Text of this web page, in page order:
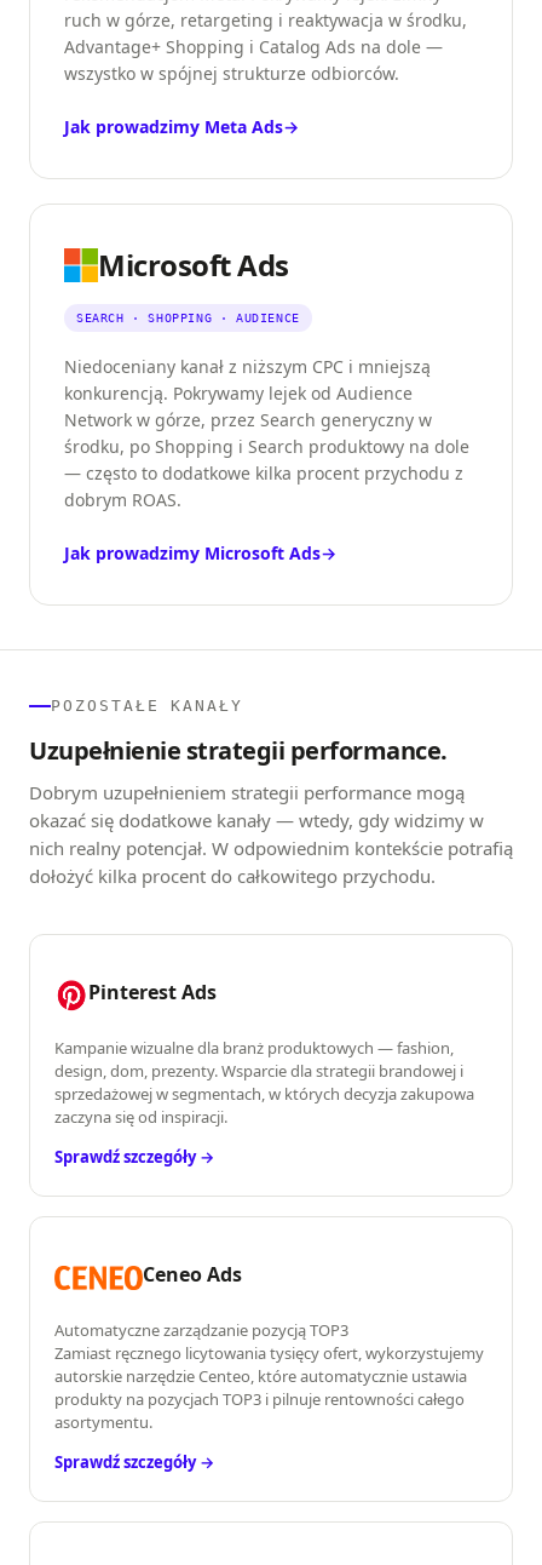
ruch w górze, retargeting i reaktywacja w środku,
Advantage+ Shopping i Catalog Ads na dole —
wszystko w spójnej strukturze odbiorców.
Jak prowadzimy Meta Ads→
Microsoft Ads
SEARCH · SHOPPING · AUDIENCE
Niedoceniany kanał z niższym CPC i mniejszą
konkurencją. Pokrywamy lejek od Audience
Network w górze, przez Search generyczny w
środku, po Shopping i Search produktowy na dole
— często to dodatkowe kilka procent przychodu z
dobrym ROAS.
Jak prowadzimy Microsoft Ads→
POZOSTAŁE KANAŁY
Uzupełnienie strategii performance.
Dobrym uzupełnieniem strategii performance mogą
okazać się dodatkowe kanały — wtedy, gdy widzimy w
nich realny potencjał. W odpowiednim kontekście potrafią
dołożyć kilka procent do całkowitego przychodu.
Pinterest Ads
Kampanie wizualne dla branż produktowych — fashion,
design, dom, prezenty. Wsparcie dla strategii brandowej i
sprzedażowej w segmentach, w których decyzja zakupowa
zaczyna się od inspiracji.
Sprawdź szczegóły →
Ceneo Ads
Automatyczne zarządzanie pozycją TOP3
Zamiast ręcznego licytowania tysięcy ofert, wykorzystujemy
autorskie narzędzie Centeo, które automatycznie ustawia
produkty na pozycjach TOP3 i pilnuje rentowności całego
asortymentu.
Sprawdź szczegóły →